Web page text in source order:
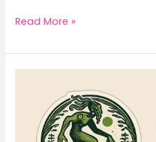
BALAIO
A
VOZ
AMAZÔNIA
Read More »